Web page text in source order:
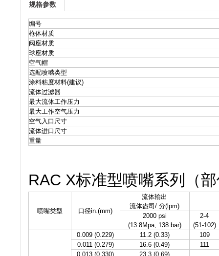
规格参数
编号
枪体材质
阀座材质
球座材质
空气帽
选配喷嘴类型
涂料粘度材料(建议)
流体过滤器
最大流体工作压力
最大工作空气压力
空气入口尺寸
流体进口尺寸
重量
RAC X标准型喷嘴系列（
喷嘴类型 口径in.(mm)
流体输出
流体盎司/ 分(lpm)
2000 psi
(13.8Mpa, 138 bar)
2-4
(51-102)
0.009 (0.229) 11.2 (0.33)
109
0.011 (0.279)
16.6 (0.49)
111
0.013 (0.330)
23.3 (0.69)